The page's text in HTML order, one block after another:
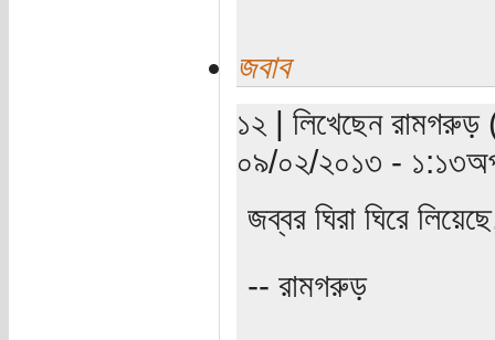
জবাব
১২ | লিখেছেন রামগরুড়
০৯/০২/২০১৩ -
জব্বর ঘিরা ঘিরে
-- রামগরুড়